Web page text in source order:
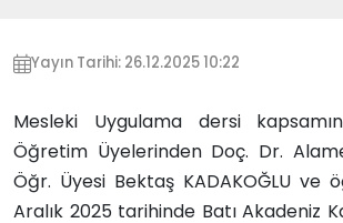
Yayın Tarihi: 26.12.2025 10:22
Mesleki Uygulama dersi
Öğretim Üyelerinden Doç. Dr.
Öğr. Üyesi Bektaş KADAKOĞLU ve
Aralık 2025 tarihinde Batı Akadeniz